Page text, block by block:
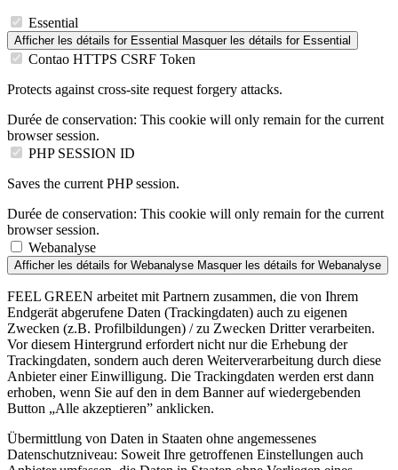
Essential
Afficher les détails for Essential Masquer les détails for Essential
Contao HTTPS CSRF Token
Protects against cross-site request forgery attacks.
Durée de conservation: This cookie will only remain for the current
browser session.
PHP SESSION ID
Saves the current PHP session.
Durée de conservation: This cookie will only remain for the current
browser session.
Webanalyse
Afficher les détails for Webanalyse Masquer les détails for Webanalyse
FEEL GREEN arbeitet mit Partnern zusammen, die von Ihrem
Endgerät abgerufene Daten (Trackingdaten) auch zu eigenen
Zwecken (z.B. Profilbildungen) / zu Zwecken Dritter verarbeiten.
Vor diesem Hintergrund erfordert nicht nur die Erhebung der
Trackingdaten, sondern auch deren Weiterverarbeitung durch diese
Anbieter einer Einwilligung. Die Trackingdaten werden erst dann
erhoben, wenn Sie auf den in dem Banner auf wiedergebenden
Button „Alle akzeptieren” anklicken.
Übermittlung von Daten in Staaten ohne angemessenes
Datenschutzniveau: Soweit Ihre getroffenen Einstellungen auch